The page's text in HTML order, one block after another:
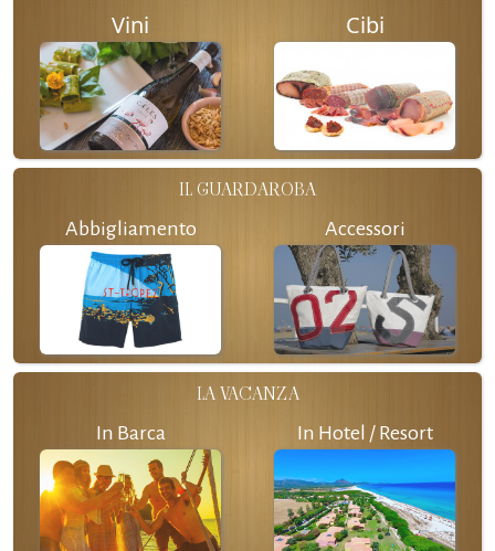
Vini Cibi
IL GUARDAROBA
Abbigliamento Accessori
LA VACANZA
In Barca In Hotel / Resort